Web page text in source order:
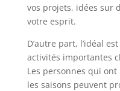
vos projets, idées sur
votre esprit.
D’autre part, l’idéal
activités importantes
Les personnes qui
les saisons peuvent